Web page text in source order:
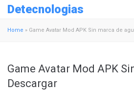
Detecnologias
Home » Game Avatar Mod APK Sin marca de
Game Avatar Mod APK
Descargar